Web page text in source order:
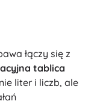
łączy się z
tablica
liter i liczb, ale